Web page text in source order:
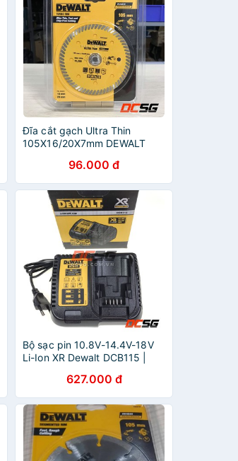
Đĩa cắt gạch Ultra Thin
105X16/20X7mm DEWALT
96.000 đ
Bộ sạc pin 10.8V-14.4V-18V
Li-Ion XR Dewalt DCB115 |
627.000 đ